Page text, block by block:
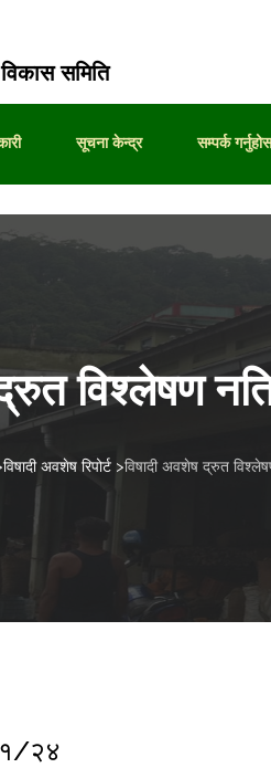
समिति
सूचना केन्द्र सम्पर्क गर्नुहोस्
द्रुत विश्लेषण
विषादी अवशेष रिपोर्ट>विषादी अवशेष द्रुत
२४